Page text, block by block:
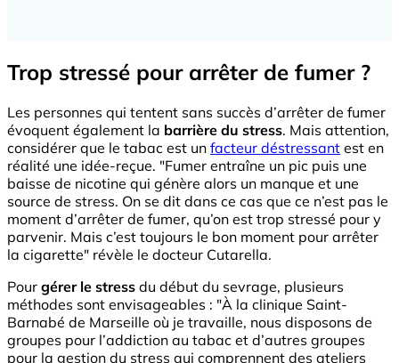
Trop stressé pour arrêter de fumer ?
Les personnes qui tentent sans succès d’arrêter de fumer
évoquent également la barrière du stress. Mais attention,
considérer que le tabac est un facteur déstressant est en
réalité une idée-reçue. "Fumer entraîne un pic puis une
baisse de nicotine qui génère alors un manque et une
source de stress. On se dit dans ce cas que ce n’est pas le
moment d’arrêter de fumer, qu’on est trop stressé pour y
parvenir. Mais c’est toujours le bon moment pour arrêter
la cigarette" révèle le docteur Cutarella.
Pour gérer le stress du début du sevrage, plusieurs
méthodes sont envisageables : "À la clinique Saint-
Barnabé de Marseille où je travaille, nous disposons de
groupes pour l’addiction au tabac et d’autres groupes
pour la gestion du stress qui comprennent des ateliers